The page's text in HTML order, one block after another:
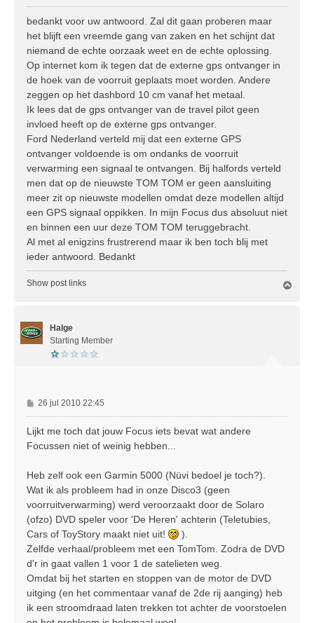
e
r
h
t
bedankt voor uw antwoord. Zal dit gaan proberen maar
het blijft een vreemde gang van zaken en het schijnt dat
niemand de echte oorzaak weet en de echte oplossing.
Op internet kom ik tegen dat de externe gps ontvanger in
de hoek van de voorruit geplaats moet worden. Andere
zeggen op het dashbord 10 cm vanaf het metaal.
Ik lees dat de gps ontvanger van de travel pilot geen
invloed heeft op de externe gps ontvanger.
Ford Nederland verteld mij dat een externe GPS
ontvanger voldoende is om ondanks de voorruit
verwarming een signaal te ontvangen. Bij halfords verteld
men dat op de nieuwste TOM TOM er geen aansluiting
meer zit op nieuwste modellen omdat deze modellen altijd
een GPS signaal oppikken. In mijn Focus dus absoluut niet
en binnen een uur deze TOM TOM teruggebracht.
Al met al enigzins frustrerend maar ik ben toch blij met
ieder antwoord. Bedankt
Show post links
Halge
Starting Member
B
e
r
t
26 jul 2010 22:45
Lijkt me toch dat jouw Focus iets bevat wat andere
Focussen niet of weinig hebben...
Heb zelf ook een Garmin 5000 (Nüvi bedoel je toch?).
Wat ik als probleem had in onze Disco3 (geen
voorruitverwarming) werd veroorzaakt door de Solaro
(ofzo) DVD speler voor 'De Heren' achterin (Teletubies,
Cars of ToyStory maakt niet uit!
).
Zelfde verhaal/probleem met een TomTom. Zodra de DVD
d'r in gaat vallen 1 voor 1 de satelieten weg.
Omdat bij het starten en stoppen van de motor de DVD
uitging (en het commentaar vanaf de 2de rij aanging) heb
ik een stroomdraad laten trekken tot achter de voorstoelen